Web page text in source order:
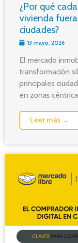
¿Por qué
vivienda
ciudades?
13 mayo, 2026
El mercado
transformación
principales
en zonas
Leer más →